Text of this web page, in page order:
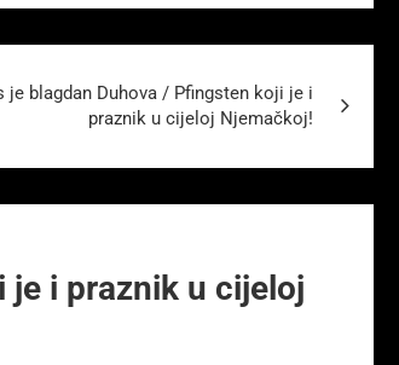
je blagdan Duhova / Pfingsten koji je i
praznik u cijeloj Njemačkoj!
je i praznik u cijeloj